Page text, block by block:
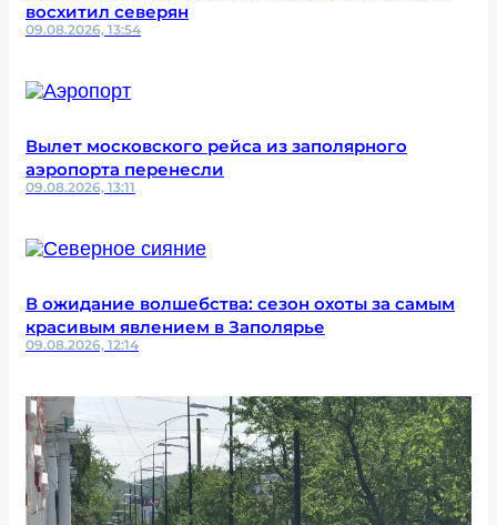
восхитил северян
09.08.2026, 13:54
Вылет московского рейса из заполярного
аэропорта перенесли
09.08.2026, 13:11
В ожидание волшебства: сезон охоты за самым
красивым явлением в Заполярье
09.08.2026, 12:14